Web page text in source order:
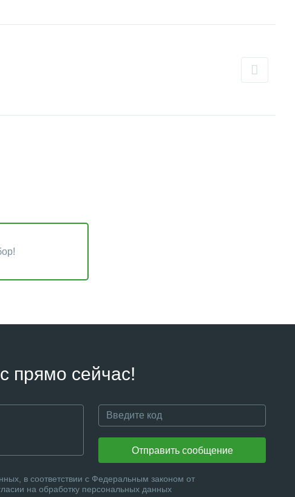
прямо сейчас!
Отправить сообщение
в соответствии с Федеральным законом от
на обработку персональных данных